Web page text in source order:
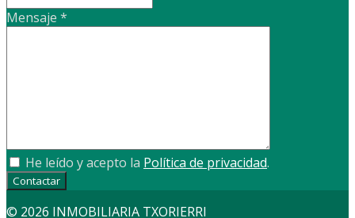
Mensaje *
He leído y acepto la Política de privacidad.
Contactar
© 2026 INMOBILIARIA TXORIERRI